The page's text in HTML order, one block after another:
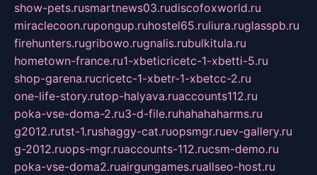
show-pets.rusmartnews03.rudiscofoxworld.ru
miraclecoon.rupongup.ruhostel65.ruliura.ruglasspb.ru
firehunters.rugribowo.rugnalis.rubulkitula.ru
hometown-france.ru1-xbeticricetc-1-xbetti-5.ru
shop-garena.rucricetc-1-xbetr-1-xbetcc-2.ru
one-life-story.rutop-halyava.ruaccounts112.ru
poka-vse-doma-2.ru3-d-file.ruhahahaharms.ru
g2012.rutst-1.rushaggy-cat.ruopsmgr.ruev-gallery.ru
g-2012.ruops-mgr.ruaccounts-112.rucsm-demo.ru
poka-vse-doma2.ruairgungames.ruallseo-host.ru